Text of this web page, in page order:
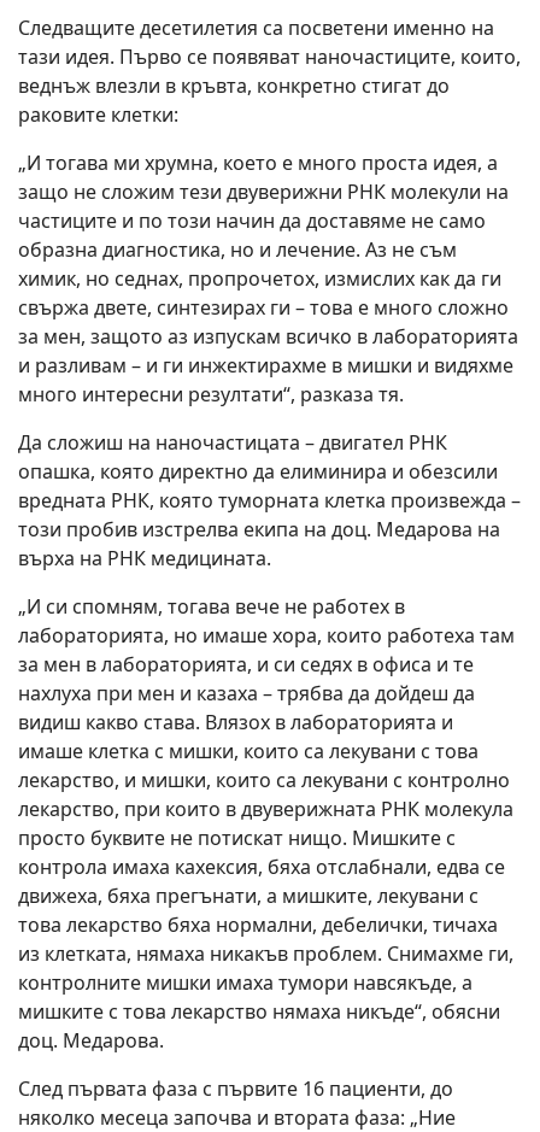
Следващите десетилетия са посветени именно на
тази идея. Първо се появяват наночастиците, които,
веднъж влезли в кръвта, конкретно стигат до
раковите клетки:
„И тогава ми хрумна, което е много проста идея, а
защо не сложим тези двуверижни РНК молекули на
частиците и по този начин да доставяме не само
образна диагностика, но и лечение. Аз не съм
химик, но седнах, пропрочетох, измислих как да ги
свържа двете, синтезирах ги – това е много сложно
за мен, защото аз изпускам всичко в лабораторията
и разливам – и ги инжектирахме в мишки и видяхме
много интересни резултати“, разказа тя.
Да сложиш на наночастицата – двигател РНК
опашка, която директно да елиминира и обезсили
вредната РНК, която туморната клетка произвежда –
този пробив изстрелва екипа на доц. Медарова на
върха на РНК медицината.
„И си спомням, тогава вече не работех в
лабораторията, но имаше хора, които работеха там
за мен в лабораторията, и си седях в офиса и те
нахлуха при мен и казаха – трябва да дойдеш да
видиш какво става. Влязох в лабораторията и
имаше клетка с мишки, които са лекувани с това
лекарство, и мишки, които са лекувани с контролно
лекарство, при които в двуверижната РНК молекула
просто буквите не потискат нищо. Мишките с
контрола имаха кахексия, бяха отслабнали, едва се
движеха, бяха прегънати, а мишките, лекувани с
това лекарство бяха нормални, дебелички, тичаха
из клетката, нямаха никакъв проблем. Снимахме ги,
контролните мишки имаха тумори навсякъде, а
мишките с това лекарство нямаха никъде“, обясни
доц. Медарова.
След първата фаза с първите 16 пациенти, до
няколко месеца започва и втората фаза: „Ние